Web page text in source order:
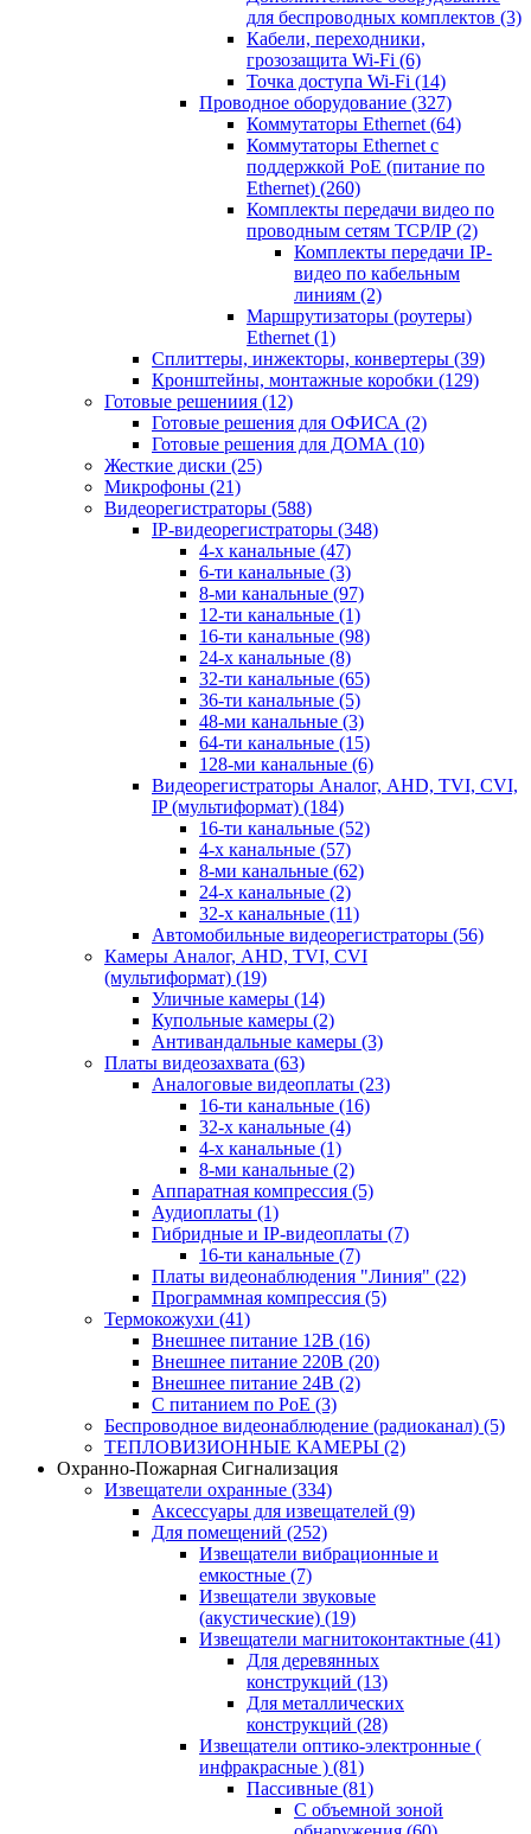
для беспроводных комплектов (3)
Кабели, переходники,
грозозащита Wi-Fi (6)
Точка доступа Wi-Fi (14)
Проводное оборудование (327)
Коммутаторы Ethernet (64)
Коммутаторы Ethernet с
поддержкой PoE (питание по
Ethernet) (260)
Комплекты передачи видео по
проводным сетям TCP/IP (2)
Комплекты передачи IP-
видео по кабельным
линиям (2)
Маршрутизаторы (роутеры)
Ethernet (1)
Сплиттеры, инжекторы, конвертеры (39)
Кронштейны, монтажные коробки (129)
Готовые решениия (12)
Готовые решения для ОФИСА (2)
Готовые решения для ДОМА (10)
Жесткие диски (25)
Микрофоны (21)
Видеорегистраторы (588)
IP-видеорегистраторы (348)
4-х канальные (47)
6-ти канальные (3)
8-ми канальные (97)
12-ти канальные (1)
16-ти канальные (98)
24-х канальные (8)
32-ти канальные (65)
36-ти канальные (5)
48-ми канальные (3)
64-ти канальные (15)
128-ми канальные (6)
Видеорегистраторы Аналог, AHD, TVI, CVI,
IP (мультиформат) (184)
16-ти канальные (52)
4-х канальные (57)
8-ми канальные (62)
24-х канальные (2)
32-х канальные (11)
Автомобильные видеорегистраторы (56)
Камеры Аналог, AHD, TVI, CVI
(мультиформат) (19)
Уличные камеры (14)
Купольные камеры (2)
Антивандальные камеры (3)
Платы видеозахвата (63)
Аналоговые видеоплаты (23)
16-ти канальные (16)
32-х канальные (4)
4-х канальные (1)
8-ми канальные (2)
Аппаратная компрессия (5)
Аудиоплаты (1)
Гибридные и IP-видеоплаты (7)
16-ти канальные (7)
Платы видеонаблюдения "Линия" (22)
Программная компрессия (5)
Термокожухи (41)
Внешнее питание 12В (16)
Внешнее питание 220В (20)
Внешнее питание 24В (2)
С питанием по PoE (3)
Беспроводное видеонаблюдение (радиоканал) (5)
ТЕПЛОВИЗИОННЫЕ КАМЕРЫ (2)
Охранно-Пожарная Сигнализация
Извещатели охранные (334)
Аксессуары для извещателей (9)
Для помещений (252)
Извещатели вибрационные и
емкостные (7)
Извещатели звуковые
(акустические) (19)
Извещатели магнитоконтактные (41)
Для деревянных
конструкций (13)
Для металлических
конструкций (28)
Извещатели оптико-электронные (
инфракрасные ) (81)
Пассивные (81)
С объемной зоной